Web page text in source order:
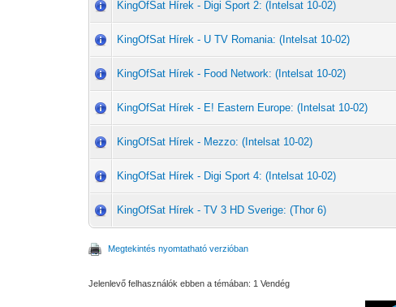
KingOfSat Hírek - Digi Sport 2: (Intelsat 10-02)
KingOfSat Hírek - U TV Romania: (Intelsat 10-02)
KingOfSat Hírek - Food Network: (Intelsat 10-02)
KingOfSat Hírek - E! Eastern Europe: (Intelsat 10-02)
KingOfSat Hírek - Mezzo: (Intelsat 10-02)
KingOfSat Hírek - Digi Sport 4: (Intelsat 10-02)
KingOfSat Hírek - TV 3 HD Sverige: (Thor 6)
Megtekintés nyomtatható verzióban
Jelenlevő felhasználók ebben a témában: 1 Vendég